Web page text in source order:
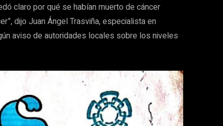
claro por qué se habían muerto de cáncer
dijo Juan Ángel Trasviña, especialista en
aviso de autoridades locales sobre los niveles